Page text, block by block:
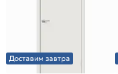
Доставим завтра